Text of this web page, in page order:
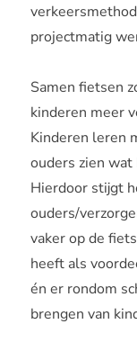
projectmatig
Samen fietsen
kinderen meer
Kinderen leren
ouders zien wat
Hierdoor stijgt
ouders/
vaker op de
heeft als
én er rondom
brengen van